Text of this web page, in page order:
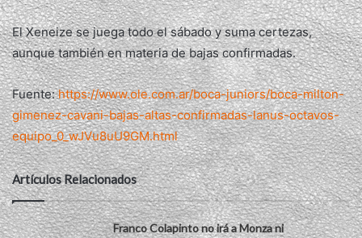
El Xeneize se juega todo el sábado y suma certezas,
aunque también en materia de bajas confirmadas.
Fuente:https://www.ole.com.ar/boca-juniors/boca-milton-
gimenez-cavani-bajas-altas-confirmadas-lanus-octavos-
equipo_0_wJVu8uU9GM.html
Artículos Relacionados
Franco Colapinto no irá a Monza ni